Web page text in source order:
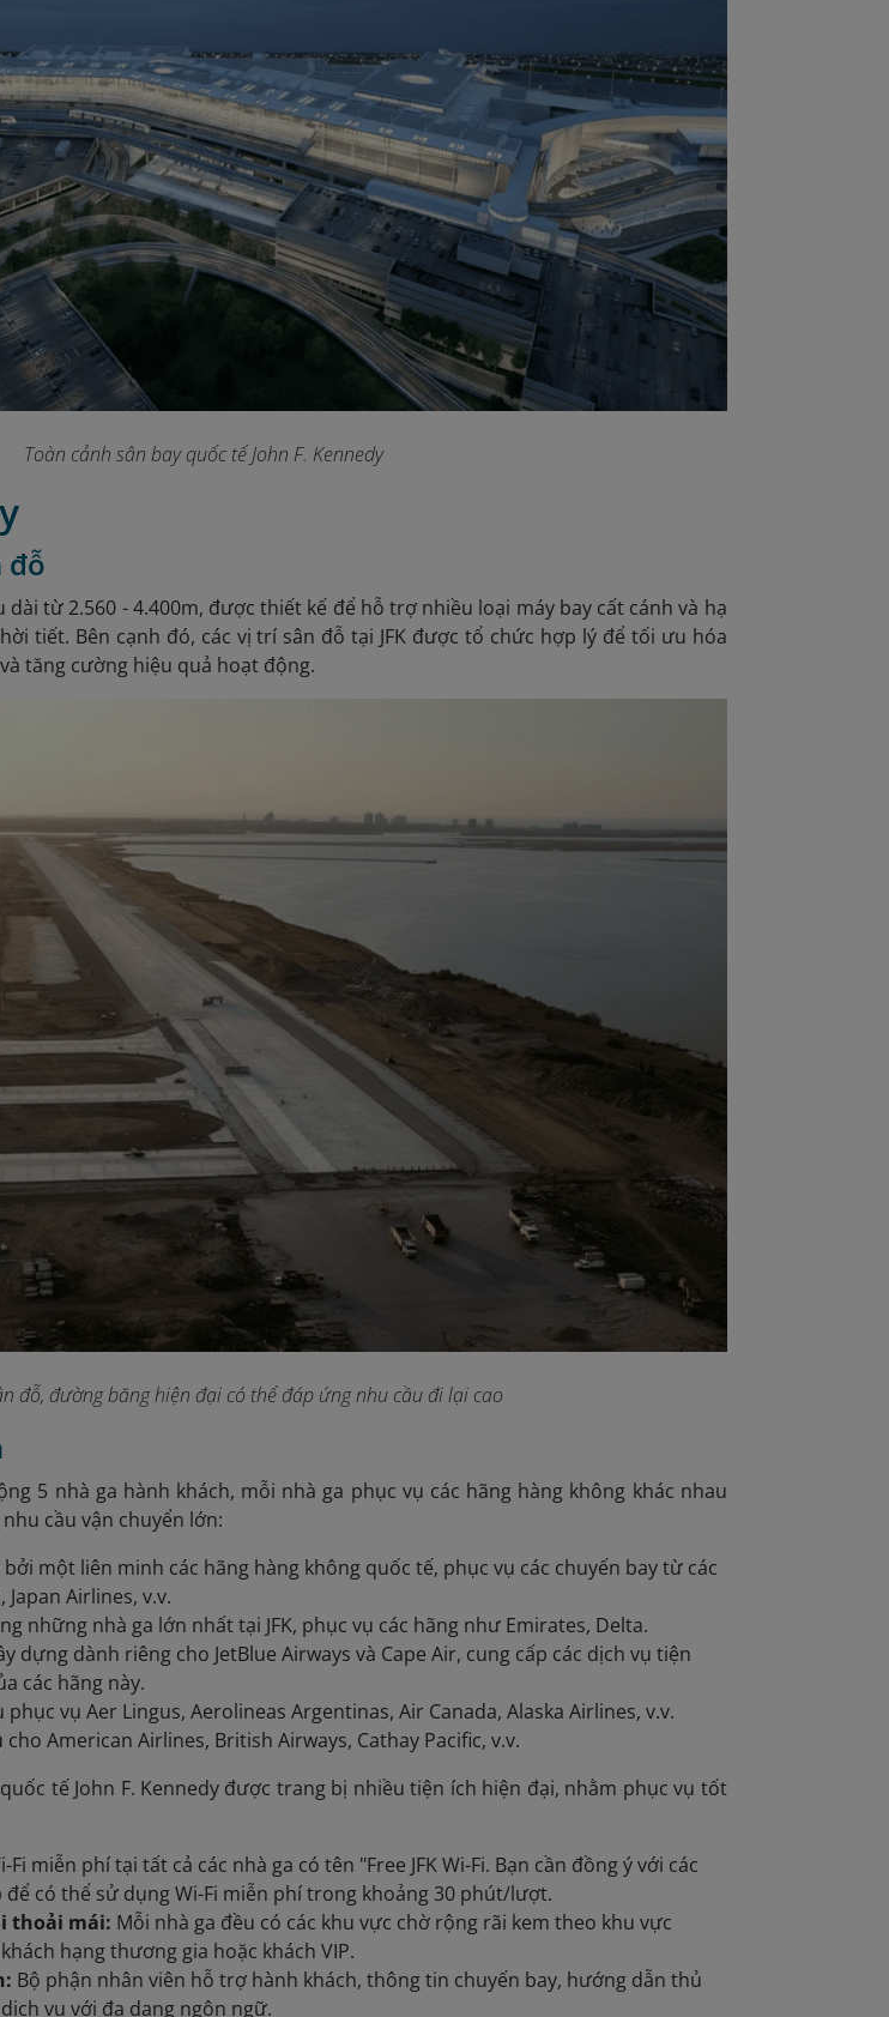
Toàn cảnh sân bay quốc tế John F. Kennedy
đỗ
dài từ 2.560 - 4.400m, được thiết kế để hỗ trợ nhiều loại máy bay cất cánh và hạ
tiết. Bên cạnh đó, các vị trí sân đỗ tại JFK được tổ chức hợp lý để tối ưu hóa
tăng cường hiệu quả hoạt động.
đỗ, đường băng hiện đại có thể đáp ứng nhu cầu đi lại cao
5 nhà ga hành khách, mỗi nhà ga phục vụ các hãng hàng không khác nhau
cầu vận chuyển lớn:
bởi một liên minh các hãng hàng không quốc tế, phục vụ các chuyến bay từ các
Airlines, v.v.
những nhà ga lớn nhất tại JFK, phục vụ các hãng như Emirates, Delta.
dựng dành riêng cho JetBlue Airways và Cape Air, cung cấp các dịch vụ tiện
các hãng này.
phục vụ Aer Lingus, Aerolineas Argentinas, Air Canada, Alaska Airlines, v.v.
cho American Airlines, British Airways, Cathay Pacific, v.v.
tế John F. Kennedy được trang bị nhiều tiện ích hiện đại, nhằm phục vụ tốt
Fi miễn phí tại tất cả các nhà ga có tên "Free JFK Wi-Fi. Bạn cần đồng ý với các
có thể sử dụng Wi-Fi miễn phí trong khoảng 30 phút/lượt.
thoải mái: Mỗi nhà ga đều có các khu vực chờ rộng rãi kem theo khu vực
hạng thương gia hoặc khách VIP.
Bộ phận nhân viên hỗ trợ hành khách, thông tin chuyến bay, hướng dẫn thủ
vụ với đa dạng ngôn ngữ.